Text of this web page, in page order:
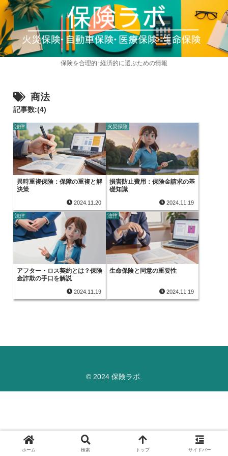
保険を合理的･経済的に選ぶための情報
商法
記事数:(4)
法律
異時重複保険：保障の重複と解
決策
2024.11.20
火災保険
損害防止費用：保険金請求の基
礎知識
2024.11.19
法律
アフター・ロス契約とは？保険
金詐欺の手口を解説
2024.11.19
法律
生命保険と同意の重要性
2024.11.19
© 2024 保険ラボ.
ホーム 検索 トップ サイドバー